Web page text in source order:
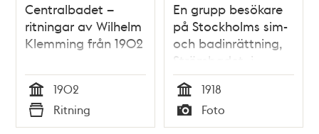
Centralbadet –
ritningar av Wilhelm
Klemming från 1902
Tid
1902
Typ
Ritning
En grupp besökare
på Stockholms sim-
och badinrättning,
Strömbadet, i
Riddarfjärden
Tid
1918
Typ
Foto